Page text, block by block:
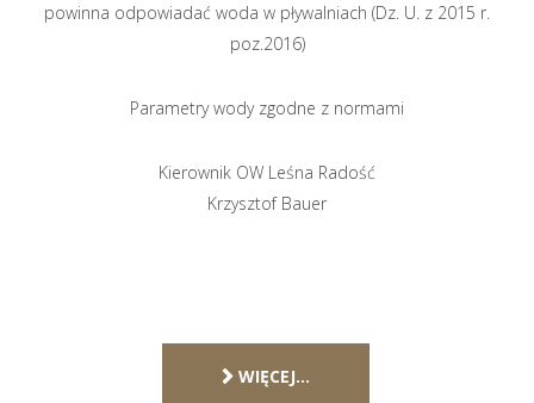
powinna odpowiadać woda w pływalniach (Dz. U. z 2015 r.
poz.2016)
Parametry wody zgodne z normami
Kierownik OW Leśna Radość
Krzysztof Bauer
WIĘCEJ…